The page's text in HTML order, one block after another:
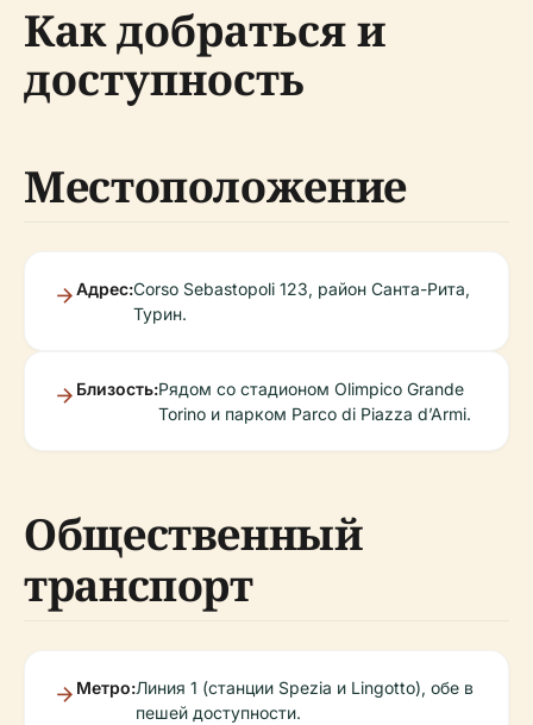
Как добраться и
доступность
Местоположение
Адрес:Corso Sebastopoli 123, район Санта-Рита,
Турин.
Близость:Рядом со стадионом Olimpico Grande
Torino и парком Parco di Piazza d’Armi.
Общественный
транспорт
Метро:Линия 1 (станции Spezia и Lingotto), обе в
пешей доступности.